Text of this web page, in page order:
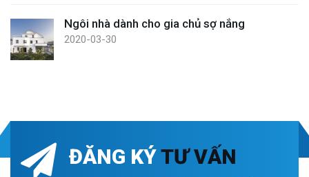
Ngôi nhà dành cho gia chủ sợ nắng
2020-03-30
ĐĂNG KÝTƯ VẤN